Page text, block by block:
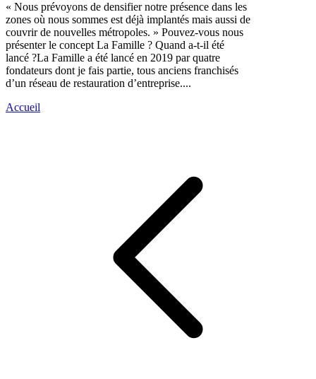
« Nous prévoyons de densifier notre présence dans les
zones où nous sommes est déjà implantés mais aussi de
couvrir de nouvelles métropoles. » Pouvez-vous nous
présenter le concept La Famille ? Quand a-t-il été
lancé ?La Famille a été lancé en 2019 par quatre
fondateurs dont je fais partie, tous anciens franchisés
d’un réseau de restauration d’entreprise....
Accueil